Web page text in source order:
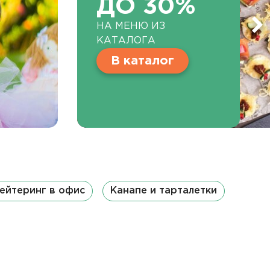
ДО 30%
НА МЕНЮ ИЗ
КАТАЛОГА
В каталог
в офис Канапе и тарталетки